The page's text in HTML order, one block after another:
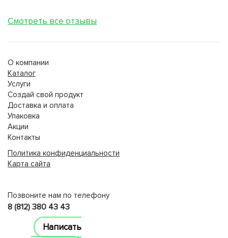
Смотреть все отзывы
О компании
Каталог
Услуги
Создай свой продукт
Доставка и оплата
Упаковка
Акции
Контакты
Политика конфиденциальности
Карта сайта
Позвоните нам по телефону
8 (812) 380 43 43
Написать